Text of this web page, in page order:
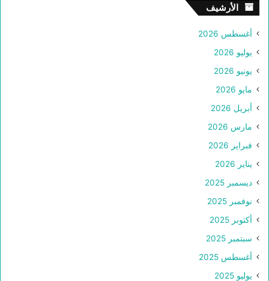
الأرشيف
أغسطس 2026
يوليو 2026
يونيو 2026
مايو 2026
أبريل 2026
مارس 2026
فبراير 2026
يناير 2026
ديسمبر 2025
نوفمبر 2025
أكتوبر 2025
سبتمبر 2025
أغسطس 2025
يوليو 2025